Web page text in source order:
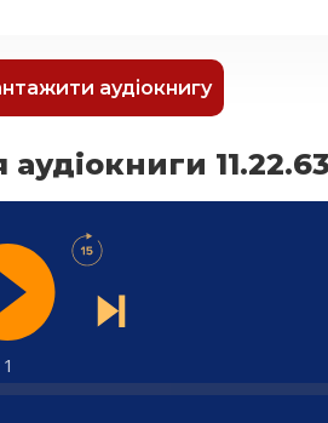
аудіокнигу
1